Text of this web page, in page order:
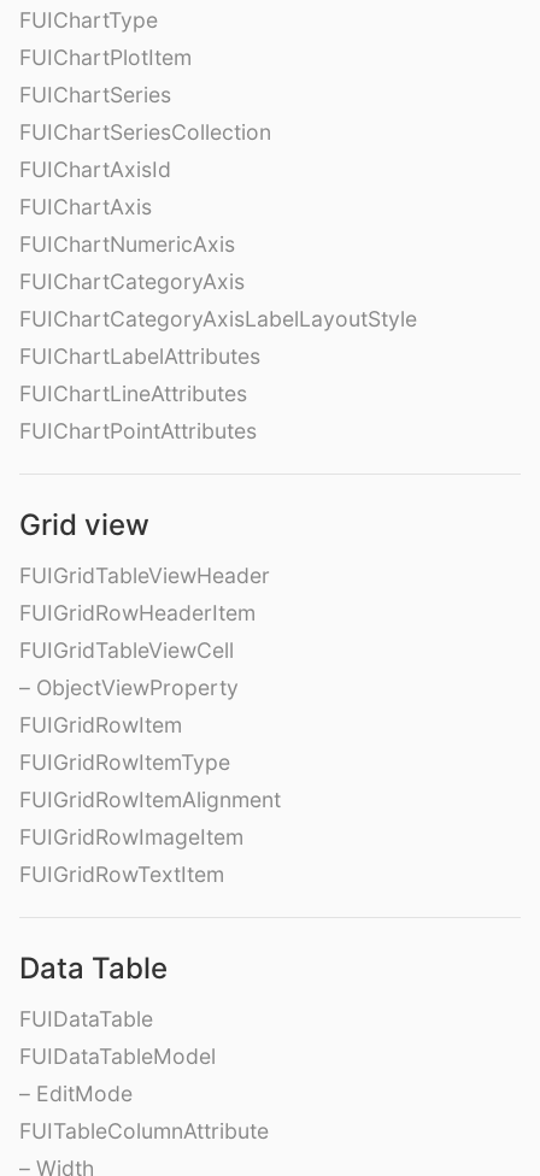
FUIChartType
FUIChartPlotItem
FUIChartSeries
FUIChartSeriesCollection
FUIChartAxisId
FUIChartAxis
FUIChartNumericAxis
FUIChartCategoryAxis
FUIChartCategoryAxisLabelLayoutStyle
FUIChartLabelAttributes
FUIChartLineAttributes
FUIChartPointAttributes
Grid view
FUIGridTableViewHeader
FUIGridRowHeaderItem
FUIGridTableViewCell
– ObjectViewProperty
FUIGridRowItem
FUIGridRowItemType
FUIGridRowItemAlignment
FUIGridRowImageItem
FUIGridRowTextItem
Data Table
FUIDataTable
FUIDataTableModel
– EditMode
FUITableColumnAttribute
– Width